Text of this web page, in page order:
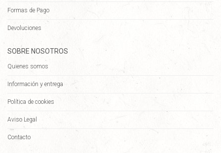
Formas de Pago
Devoluciones
SOBRE NOSOTROS
Quienes somos
Información y entrega
Política de cookies
Aviso Legal
Contacto